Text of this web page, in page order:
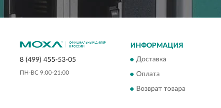
8 (499) 455-53-05
ПН-ВС 9:00-21:00
ИНФОРМАЦИЯ
Доставка
Оплата
Возврат товара